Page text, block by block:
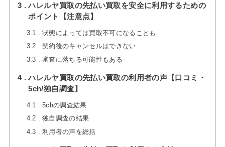
3
ハレルヤ買取の先払い買取を安全に利用するための
ポイント【注意点】
3.1
状態によっては買取不可になることも
3.2
契約後のキャンセルはできない
3.3
審査に落ちる可能性もある
4
ハレルヤ買取の先払い買取の利用者の声【口コミ・
5ch/独自調査】
4.1
5chの調査結果
4.2
独自調査の結果
4.3
利用者の声を総括